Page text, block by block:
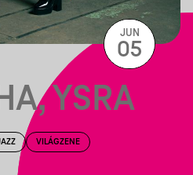
YSRA
VILÁGZENE
JUN
05